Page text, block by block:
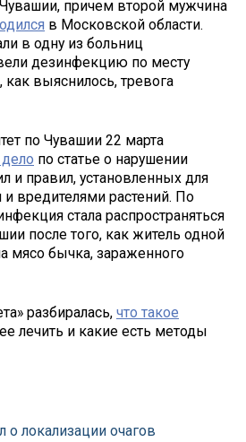
причем второй мужчина
в Московской области.
в одну из больниц
дезинфекцию по месту
выяснилось, тревога
по Чувашии 22 марта
по статье о нарушении
и правил, установленных для
вредителями растений. По
стала распространяться
после того, как житель одной
мясо бычка, зараженного
разбиралась, что такое
лечить и какие есть методы
о локализации очагов